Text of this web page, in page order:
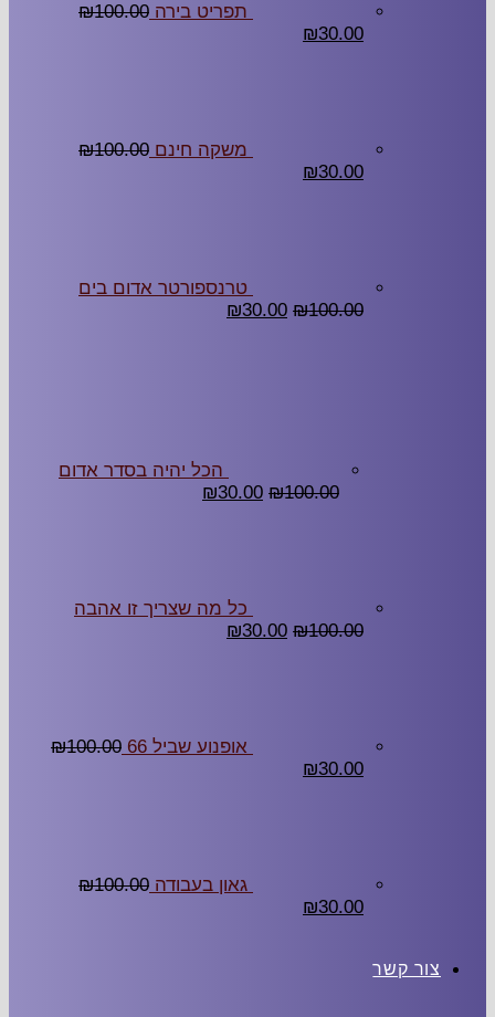
תפריט בירה ₪100.00
₪30.00
משקה חינם ₪100.00
₪30.00
טרנספורטר אדום בים
₪100.00
₪30.00
הכל יהיה בסדר אדום
₪100.00
₪30.00
כל מה שצריך זו אהבה
₪100.00
₪30.00
אופנוע שביל 66 ₪100.00
₪30.00
גאון בעבודה ₪100.00
₪30.00
צור קשר